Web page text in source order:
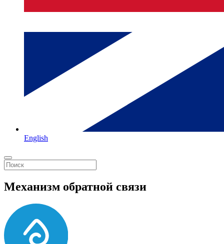
English
Механизм обратной связи